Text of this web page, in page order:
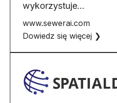
wykorzystuje…
www.sewerai.com
Dowiedz się więcej ❯